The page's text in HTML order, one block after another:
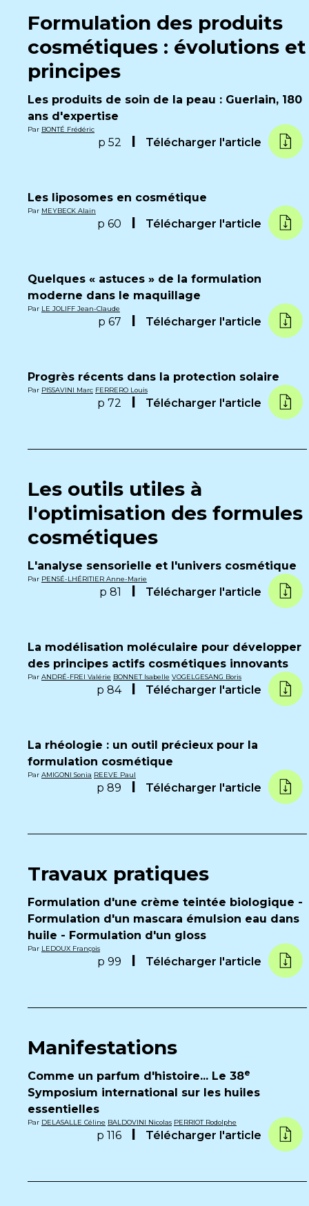
Formulation des produits
cosmétiques : évolutions et
principes
Les produits de soin de la peau : Guerlain, 180
ans d'expertise
Par BONTÉ Frédéric
p 52 Télécharger l'article
Les liposomes en cosmétique
Par MEYBECK Alain
p 60 Télécharger l'article
Quelques « astuces » de la formulation
moderne dans le maquillage
Par LE JOLIFF Jean-Claude
p 67 Télécharger l'article
Progrès récents dans la protection solaire
Par PISSAVINI Marc FERRERO Louis
p 72 Télécharger l'article
Les outils utiles à
l'optimisation des formules
cosmétiques
L'analyse sensorielle et l'univers cosmétique
Par PENSÉ-LHÉRITIER Anne-Marie
p 81 Télécharger l'article
La modélisation moléculaire pour développer
des principes actifs cosmétiques innovants
Par ANDRÉ-FREI Valérie BONNET Isabelle VOGELGESANG Boris
p 84 Télécharger l'article
La rhéologie : un outil précieux pour la
formulation cosmétique
Par AMIGONI Sonia REEVE Paul
p 89 Télécharger l'article
Travaux pratiques
Formulation d'une crème teintée biologique -
Formulation d'un mascara émulsion eau dans
huile - Formulation d'un gloss
Par LEDOUX François
p 99 Télécharger l'article
Manifestations
Comme un parfum d'histoire... Le 38e
Symposium international sur les huiles
essentielles
Par DELASALLE Céline BALDOVINI Nicolas PERRIOT Rodolphe
p 116 Télécharger l'article